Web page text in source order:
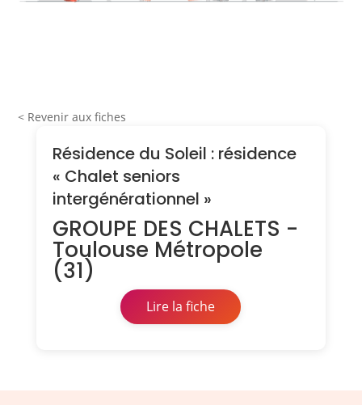
< Revenir aux fiches
Résidence du Soleil : résidence
« Chalet seniors
intergénérationnel »
GROUPE DES CHALETS -
Toulouse Métropole
(31)
Lire la fiche